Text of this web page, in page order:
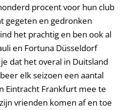
procent voor hun club
gegeten en gedronken
het prachtig en ben ook al
en Fortuna Düsseldorf
dat het overal in Duitsland
elk seizoen een aantal
Eintracht Frankfurt mee te
vrienden komen af en toe